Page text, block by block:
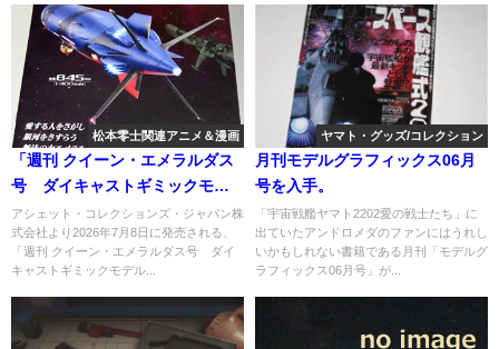
松本零士関連アニメ＆漫画
「週刊 クイーン・エメラルダス
号 ダイキャストギミックモデ
ルをつくる」第149号
アシェット・コレクションズ・ジャパン株
式会社より2026年7月8日に発売される、
「週刊 クイーン・エメラルダス号 ダイ
キャストギミックモデル...
ヤマト・グッズ/コレクション
月刊モデルグラフィックス06月
号を入手。
「宇宙戦艦ヤマト2202愛の戦士たち」に
出ていたアンドロメダのファンにはうれし
いかもしれない書籍である月刊「モデルグ
ラフィックス06月号」が...